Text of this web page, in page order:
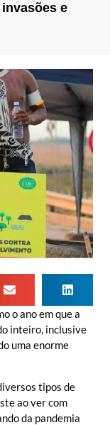
e
o ano em que a
inteiro, inclusive
uma enorme
tipos de
ao ver com
da pandemia